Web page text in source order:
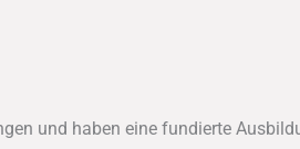
und haben eine fundierte